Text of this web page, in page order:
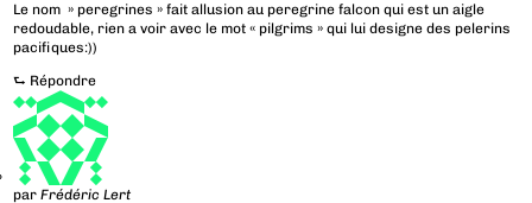
Le nom » peregrines » fait allusion au peregrine falcon qui est un aigle
redoudable, rien a voir avec le mot « pilgrims » qui lui designe des pelerins
pacifiques:))
⮑ Répondre
parFrédéric Lert